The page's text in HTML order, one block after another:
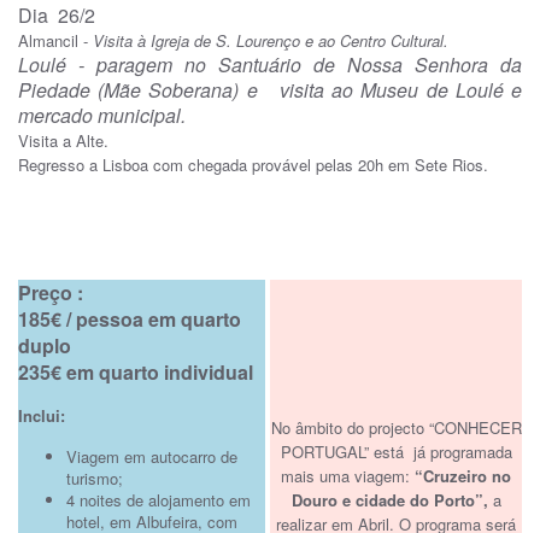
Dia 26/2
Almancil - Visita à Igreja de S. Lourenço e ao Centro Cultural.
Loulé - paragem no Santuário de Nossa Senhora da
Piedade (Mãe Soberana) e visita ao Museu de Loulé e
mercado municipal.
Visita a Alte.
Regresso a Lisboa com chegada provável pelas 20h em Sete Rios.
Preço :
185€ / pessoa em quarto
duplo
235€ em quarto individual
Inclui:
Viagem em autocarro de
turismo;
4 noites de alojamento em
hotel, em Albufeira, com
No âmbito do projecto “CONHECER
PORTUGAL” está já programada
mais uma viagem: “Cruzeiro no
Douro e cidade do Porto”, a
realizar em Abril. O programa será